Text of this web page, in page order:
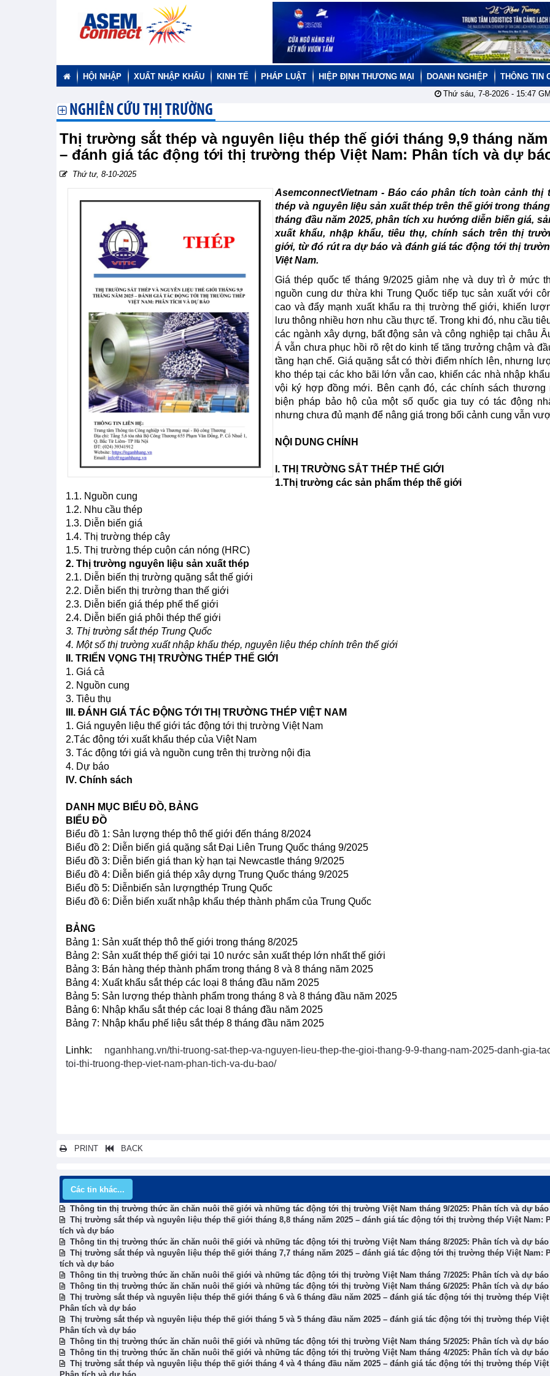
HỘI NHẬP XUẤT NHẬP KHẨU KINH TẾ PHÁP LUẬT HIỆP ĐỊNH THƯƠNG MẠI DOANH NGHIỆP THÔNG TIN
Thứ sáu, 7-8-2026 - 15:47
NGHIÊN CỨU THỊ TRƯỜNG
Thị trường sắt thép và nguyên liệu thép thế giới tháng 9,9 tháng năm
– đánh giá tác động tới thị trường thép Việt Nam: Phân tích và dự
Thứ tư, 8-10-2025
AsemconnectVietnam -Báo cáo phân tích toàn cảnh thị
thép và nguyên liệu sản xuất thép trên thế giới trong
tháng đầu năm 2025, phân tích xu hướng diễn biến giá,
xuất khẩu, nhập khẩu, tiêu thụ, chính sách trên thị
giới, từ đó rút ra dự báo và đánh giá tác động tới thị
Việt Nam.
Giá thép quốc tế tháng 9/2025 giảm nhẹ và duy trì ở mức
nguồn cung dư thừa khi Trung Quốc tiếp tục sản xuất với
cao và đẩy mạnh xuất khẩu ra thị trường thế giới, khiến
lưu thông nhiều hơn nhu cầu thực tế. Trong khi đó, nhu cầu
các ngành xây dựng, bất động sản và công nghiệp tại châu
Á vẫn chưa phục hồi rõ rệt do kinh tế tăng trưởng chậm và
tầng hạn chế. Giá quặng sắt có thời điểm nhích lên, nhưng
kho thép tại các kho bãi lớn vẫn cao, khiến các nhà nhập
vội ký hợp đồng mới. Bên cạnh đó, các chính sách thương
biện pháp bảo hộ của một số quốc gia tuy có tác động
nhưng chưa đủ mạnh để nâng giá trong bối cảnh cung vẫn
NỘI DUNG CHÍNH
I. THỊ TRƯỜNG SẮT THÉP THẾ GIỚI
1.Thị trường các sản phẩm thép thế giới
1.1. Nguồn cung
1.2. Nhu cầu thép
1.3. Diễn biến giá
1.4. Thị trường thép cây
1.5. Thị trường thép cuộn cán nóng (HRC)
2. Thị trường nguyên liệu sản xuất thép
2.1. Diễn biến thị trường quặng sắt thế giới
2.2. Diễn biến thị trường than thế giới
2.3. Diễn biến giá thép phế thế giới
2.4. Diễn biến giá phôi thép thế giới
3. Thị trường sắt thép Trung Quốc
4. Một số thị trường xuất nhập khẩu thép, nguyên liệu thép chính trên thế giới
II. TRIỂN VỌNG THỊ TRƯỜNG THÉP THẾ GIỚI
1. Giá cả
2. Nguồn cung
3. Tiêu thụ
III. ĐÁNH GIÁ TÁC ĐỘNG TỚI THỊ TRƯỜNG THÉP VIỆT NAM
1. Giá nguyên liệu thế giới tác động tới thị trường Việt Nam
2.Tác động tới xuất khẩu thép của Việt Nam
3. Tác động tới giá và nguồn cung trên thị trường nội địa
4. Dự báo
IV. Chính sách
DANH MỤC BIỂU ĐỒ, BẢNG
BIỂU ĐỒ
Biểu đồ 1: Sản lượng thép thô thế giới đến tháng 8/2024
Biểu đồ 2: Diễn biến giá quặng sắt Đại Liên Trung Quốc tháng 9/2025
Biểu đồ 3: Diễn biến giá than kỳ hạn tại Newcastle tháng 9/2025
Biểu đồ 4: Diễn biến giá thép xây dựng Trung Quốc tháng 9/2025
Biểu đồ 5: Diễnbiến sản lượngthép Trung Quốc
Biểu đồ 6: Diễn biến xuất nhập khẩu thép thành phẩm của Trung Quốc
BẢNG
Bảng 1: Sản xuất thép thô thế giới trong tháng 8/2025
Bảng 2: Sản xuất thép thế giới tại 10 nước sản xuất thép lớn nhất thế giới
Bảng 3: Bán hàng thép thành phẩm trong tháng 8 và 8 tháng năm 2025
Bảng 4: Xuất khẩu sắt thép các loại 8 tháng đầu năm 2025
Bảng 5: Sản lượng thép thành phẩm trong tháng 8 và 8 tháng đầu năm 2025
Bảng 6: Nhập khẩu sắt thép các loại 8 tháng đầu năm 2025
Bảng 7: Nhập khẩu phế liệu sắt thép 8 tháng đầu năm 2025
Linhk: nganhhang.vn/thi-truong-sat-thep-va-nguyen-lieu-thep-the-gioi-thang-9-9-thang-nam-2025-danh-gia-
toi-thi-truong-thep-viet-nam-phan-tich-va-du-bao/
PRINT BACK
Các tin khác...
Thông tin thị trường thức ăn chăn nuôi thế giới và những tác động tới thị trường Việt Nam tháng 9/2025: Phân tích và dự báo
Thị trường sắt thép và nguyên liệu thép thế giới tháng 8,8 tháng năm 2025 – đánh giá tác động tới thị trường thép Việt Nam:
tích và dự báo
Thông tin thị trường thức ăn chăn nuôi thế giới và những tác động tới thị trường Việt Nam tháng 8/2025: Phân tích và dự báo
Thị trường sắt thép và nguyên liệu thép thế giới tháng 7,7 tháng năm 2025 – đánh giá tác động tới thị trường thép Việt Nam:
tích và dự báo
Thông tin thị trường thức ăn chăn nuôi thế giới và những tác động tới thị trường Việt Nam tháng 7/2025: Phân tích và dự báo
Thông tin thị trường thức ăn chăn nuôi thế giới và những tác động tới thị trường Việt Nam tháng 6/2025: Phân tích và dự báo
Thị trường sắt thép và nguyên liệu thép thế giới tháng 6 và 6 tháng đầu năm 2025 – đánh giá tác động tới thị trường thép Việt
Phân tích và dự báo
Thị trường sắt thép và nguyên liệu thép thế giới tháng 5 và 5 tháng đầu năm 2025 – đánh giá tác động tới thị trường thép Việt
Phân tích và dự báo
Thông tin thị trường thức ăn chăn nuôi thế giới và những tác động tới thị trường Việt Nam tháng 5/2025: Phân tích và dự báo
Thông tin thị trường thức ăn chăn nuôi thế giới và những tác động tới thị trường Việt Nam tháng 4/2025: Phân tích và dự báo
Thị trường sắt thép và nguyên liệu thép thế giới tháng 4 và 4 tháng đầu năm 2025 – đánh giá tác động tới thị trường thép Việt